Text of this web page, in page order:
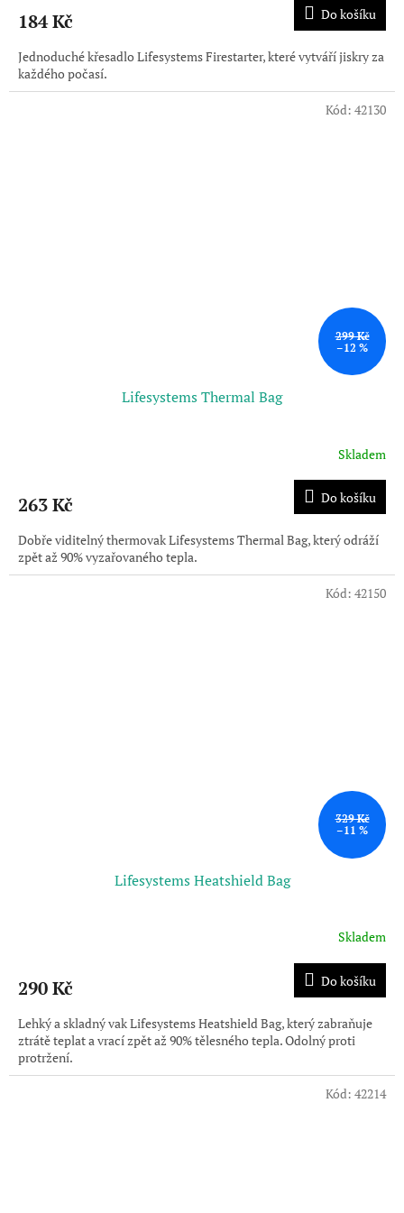
184 Kč Do košíku
Jednoduché křesadlo Lifesystems Firestarter, které vytváří jiskry za
každého počasí.
299 Kč
–12 %
Lifesystems Thermal Bag
Skladem
263 Kč Do košíku
Dobře viditelný thermovak Lifesystems Thermal Bag, který odráží
zpět až 90% vyzařovaného tepla.
Kód: 42130
329 Kč
–11 %
Lifesystems Heatshield Bag
Skladem
290 Kč Do košíku
Lehký a skladný vak Lifesystems Heatshield Bag, který zabraňuje
ztrátě teplat a vrací zpět až 90% tělesného tepla. Odolný proti
protržení.
Kód: 42150
Kód: 42214